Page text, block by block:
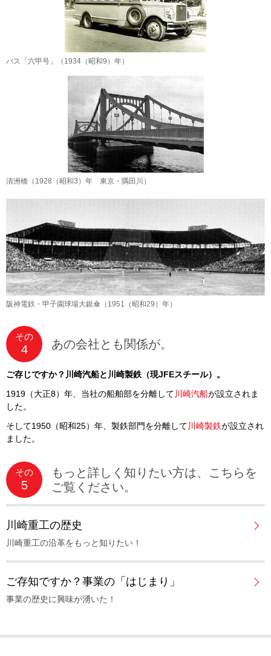
バス「六甲号」（1934（昭和9）年）
清洲橋（1928（昭和3）年 東京・隅田川）
阪神電鉄・甲子園球場大銀傘（1951（昭和29）年）
その
4 あの会社とも関係が。
ご存じですか？川崎汽船と川崎製鉄（現JFEスチール）。
1919（大正8）年、当社の船舶部を分離して 川崎汽船が設立されま
した。
そして1950（昭和25）年、製鉄部門を分離して 川崎製鉄が設立され
ました。
その
5
もっと詳しく知りたい方は、こちらを
ご覧ください。
川崎重工の歴史
川崎重工の沿革をもっと知りたい！
ご存知ですか？事業の「はじまり」
事業の歴史に興味が湧いた！